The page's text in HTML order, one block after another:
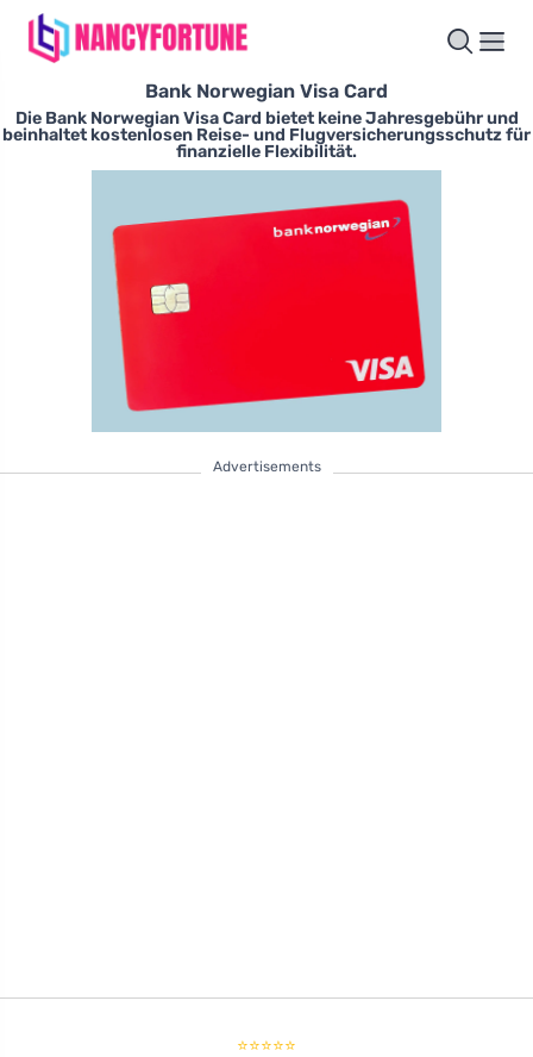
Bank Norwegian Visa Card
Die Bank Norwegian Visa Card bietet keine Jahresgebühr und
beinhaltet kostenlosen Reise- und Flugversicherungsschutz für
finanzielle Flexibilität.
Advertisements
⭐⭐⭐⭐⭐